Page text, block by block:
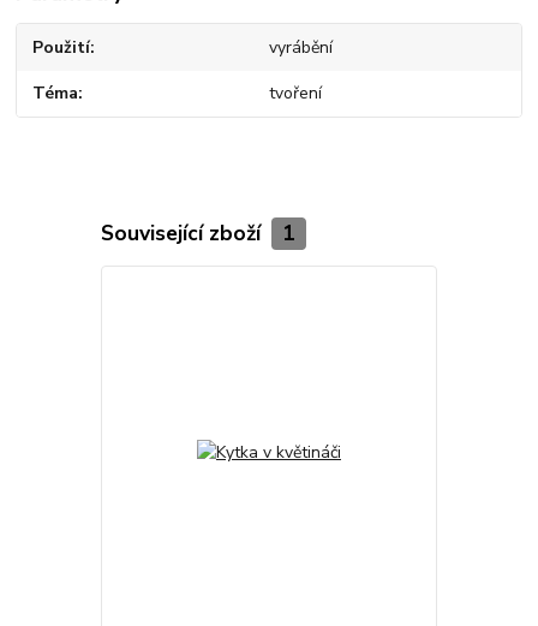
Použití vyrábění
Téma tvoření
Související zboží 1